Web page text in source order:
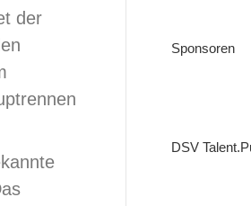
der
Sponsoren
DSV